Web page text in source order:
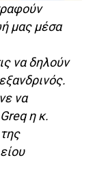
μας μέσα
να δηλούν
να
η κ.